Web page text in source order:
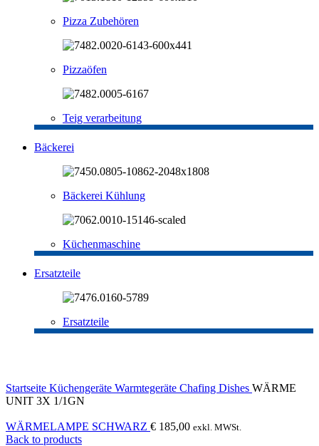
Pizza Zubehören
Pizzaöfen
Teig verarbeitung
Bäckerei
Bäckerei Kühlung
Küchenmaschine
Ersatzteile
Ersatzteile
Startseite Küchengeräte Warmtegeräte Chafing Dishes WÄRME
UNIT 3X 1/1GN
WÄRMELAMPE SCHWARZ € 185,00 exkl. MWSt.
Back to products